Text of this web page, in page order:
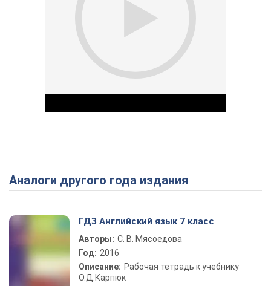
Play Video
Аналоги другого года издания
ГДЗ Английский язык 7 класс
Авторы: С. В. Мясоедова
Год: 2016
Описание: Рабочая тетрадь к учебнику
О.Д.Карпюк